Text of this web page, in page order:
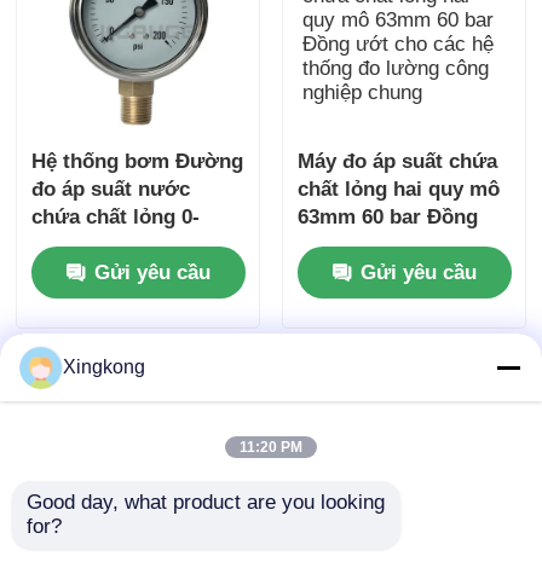
Hệ thống bơm Đường
đo áp suất nước
chứa chất lỏng 0-
200PSI 63mm
Stainless Brass ướt
cho thiết bị giám sát
thủy lực
Gửi yêu cầu
Máy đo áp suất chứa
chất lỏng hai quy mô
63mm 60 bar Đồng
ướt cho các hệ thống
đo lường công
nghiệp chung
Gửi yêu cầu
Xingkong
11:20 PM
Good day, what product are you looking
for?